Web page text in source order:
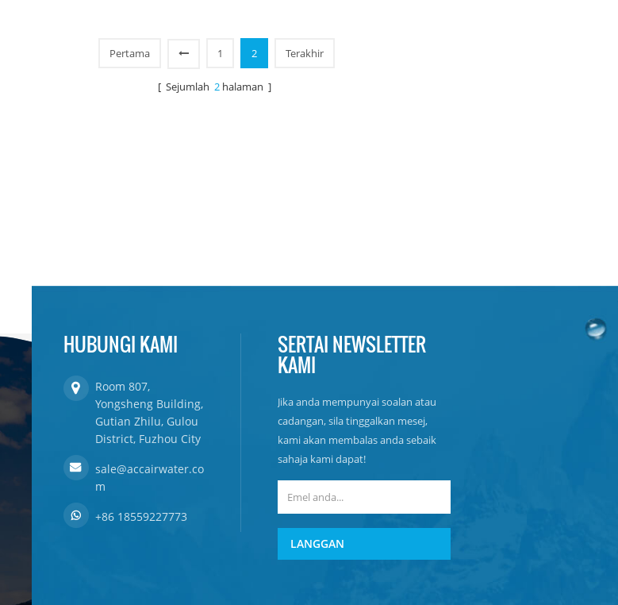
Pertama 1 2 Terakhir
[ Sejumlah2 halaman ]
HUBUNGI KAMI
Room 807,
Yongsheng Building,
Gutian Zhilu, Gulou
District, Fuzhou City
sale@accairwater.co
m
+86 18559227773
SERTAI NEWSLETTER
KAMI
Jika anda mempunyai soalan atau
cadangan, sila tinggalkan mesej,
kami akan membalas anda sebaik
sahaja kami dapat!
LANGGAN